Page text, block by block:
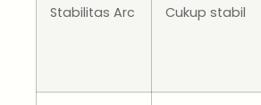
Stabilitas Arc Cukup stabil